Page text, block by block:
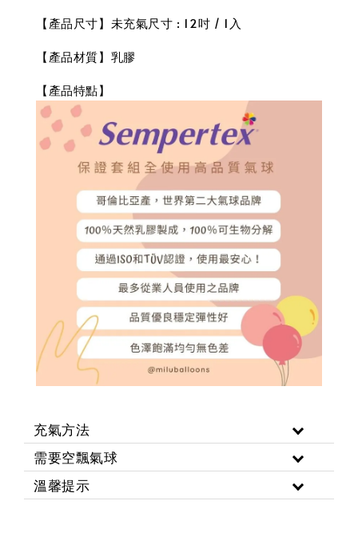
【產品尺寸】未充氣尺寸 : 12吋 / 1入
【產品材質】乳膠
【產品特點】
充氣方法
需要空飄氣球
溫馨提示